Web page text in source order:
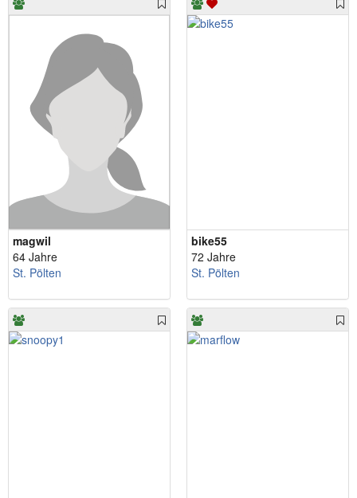
magwil
64 Jahre
St. Pölten
bike55
72 Jahre
St. Pölten